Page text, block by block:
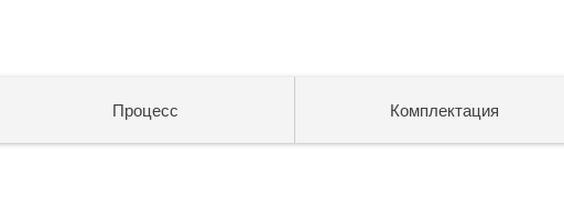
Процесс Комплектация